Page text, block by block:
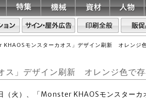
KHAOSモンスターカオス」デザイン刷新 オレンジ
ス」デザイン刷新 オレンジ色で
（火）、「Monster KHAOSモンスターカ